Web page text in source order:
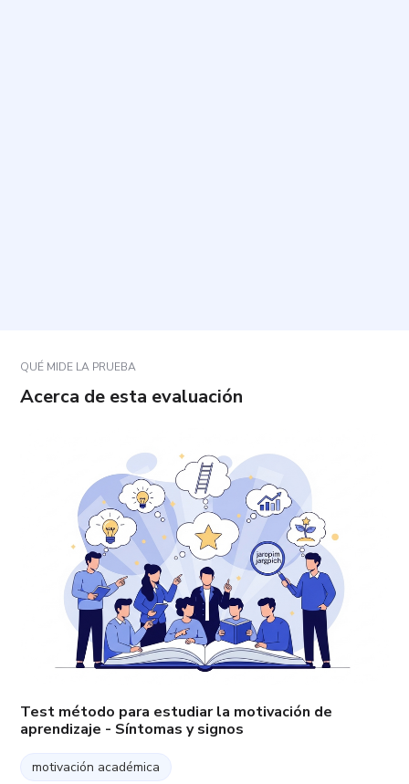
QUÉ MIDE LA PRUEBA
Acerca de esta evaluación
Test método para estudiar la motivación de
aprendizaje - Síntomas y signos
motivación académica